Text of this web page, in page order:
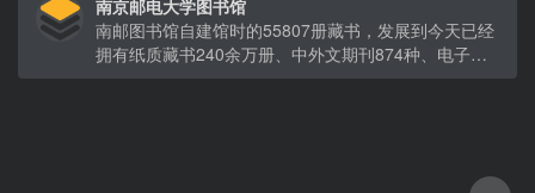
南京邮电大学图书馆
南邮图书馆自建馆时的55807册藏书，发展到今天已经
拥有纸质藏书240余万册、中外文期刊874种、电子图
书82余万册